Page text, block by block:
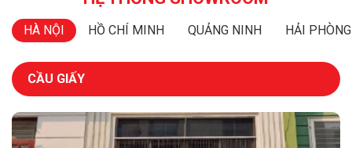
HÀ NỘI HỒ CHÍ MINH QUẢNG NINH HẢI PHÒNG
CẦU GIẤY